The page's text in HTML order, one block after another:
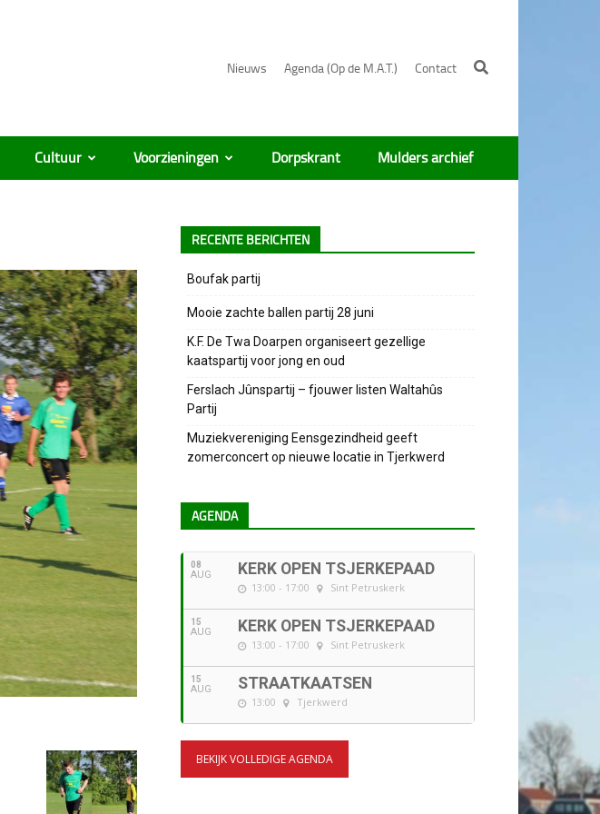
Nieuws Agenda (Op de M.A.T.) Contact
Cultuur Voorzieningen Dorpskrant Mulders archief
RECENTE BERICHTEN
Boufak partij
Mooie zachte ballen partij 28 juni
K.F. De Twa Doarpen organiseert gezellige
kaatspartij voor jong en oud
Ferslach Jûnspartij – fjouwer listen Waltahûs
Partij
Muziekvereniging Eensgezindheid geeft
zomerconcert op nieuwe locatie in Tjerkwerd
AGENDA
08
AUG KERK OPEN TSJERKEPAAD
13:00 - 17:00 Sint Petruskerk
15
AUG KERK OPEN TSJERKEPAAD
13:00 - 17:00 Sint Petruskerk
15
AUG STRAATKAATSEN
13:00 Tjerkwerd
BEKIJK VOLLEDIGE AGENDA